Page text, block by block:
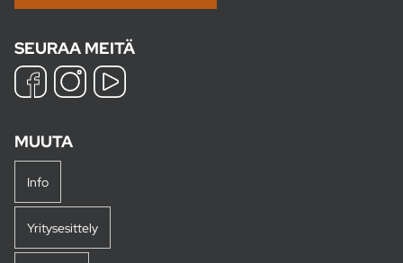
SEURAA MEITÄ
MUUTA
Info
Yritysesittely